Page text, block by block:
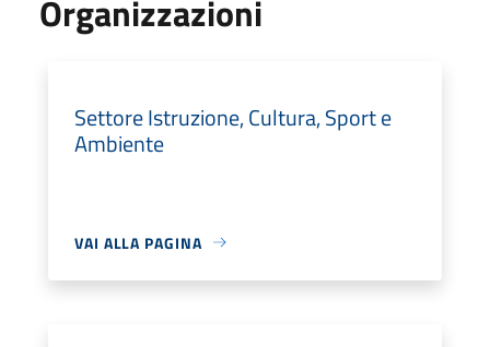
Organizzazioni
Settore Istruzione, Cultura, Sport e
Ambiente
VAI ALLA PAGINA